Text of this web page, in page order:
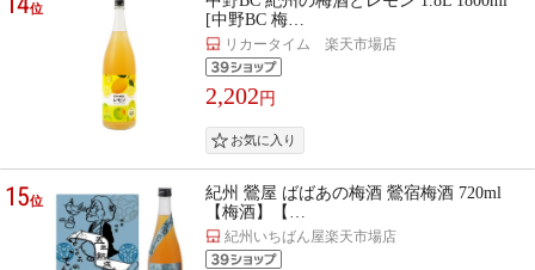
位
[中野BC 梅…
リカータイム 楽天市場店
2,202 円
15位
紀州 鶯屋 ばばあの梅酒 鶯宿梅酒 720ml
【梅酒】【…
紀州いちばん屋楽天市場店